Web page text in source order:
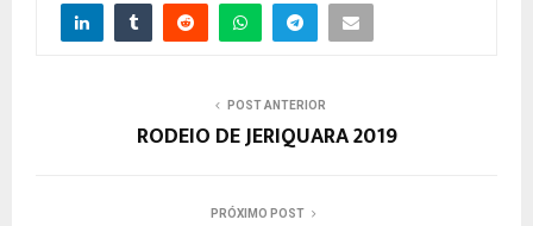
POST ANTERIOR
RODEIO DE JERIQUARA 2019
PRÓXIMO POST